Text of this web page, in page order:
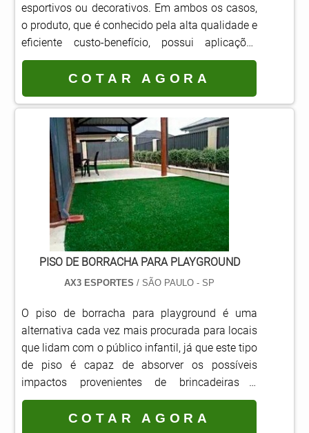
esportivos ou decorativos. Em ambos os casos,
o produto, que é conhecido pela alta qualidade e
eficiente custo-benefício, possui aplicações
diversas.No ramo esportivo, esse item é usado
em quadras cobertas e áreas externas, como
campos de futebol, de tênis e de mini-golfes, a
qual possui o Selo Fifa Preferencial. Por sua vez,
na área de decoração, a grama sintética pode
ser empregada em vitrines, jardins, quin.
COTAR AGORA
PISO DE BORRACHA PARA PLAYGROUND
AX3 ESPORTES / SÃO PAULO - SP
O piso de borracha para playground é uma
alternativa cada vez mais procurada para locais
que lidam com o público infantil, já que este tipo
de piso é capaz de absorver os possíveis
impactos provenientes de brincadeiras e
garantir a segurança das crianças.Composto
por borracha que é o resultado de reciclagem, o
COTAR AGORA